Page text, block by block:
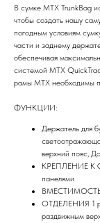
В сумке MTX TrunkBag
чтобы создать нашу
погодным условиям
части и заднему
обеспечивая
системой MTX
рамы MTX необходимы
ФУНКЦИИ:
Держатель для
верхний пояс,
КРЕПЛЕНИЕ К
панелями
ВМЕСТИМОСТЬ
ОТДЕЛЕНИЯ 1
раздвижным